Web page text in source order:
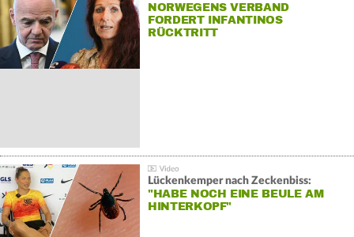
NORWEGENS VERBAND
FORDERT INFANTINOS
RÜCKTRITT
Lückenkemper nach Zeckenbiss:
"HABE NOCH EINE BEULE AM
HINTERKOPF"